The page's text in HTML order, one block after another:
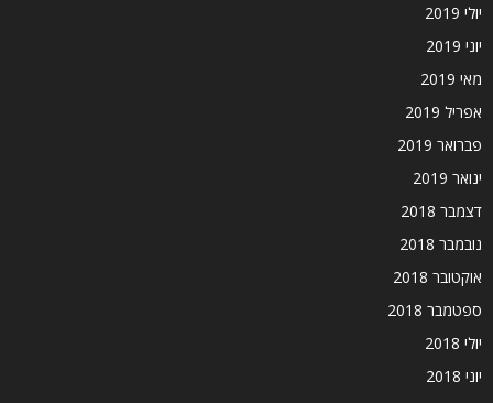
יולי 2019
יוני 2019
מאי 2019
אפריל 2019
פברואר 2019
ינואר 2019
דצמבר 2018
נובמבר 2018
אוקטובר 2018
ספטמבר 2018
יולי 2018
יוני 2018